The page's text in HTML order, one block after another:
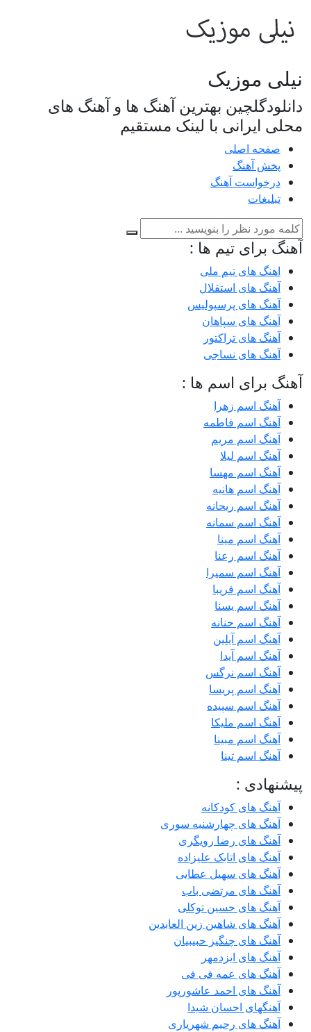
نیلی موزیک
دانلودگلچین بهترین آهنگ ها و آهنگ های
محلی ایرانی با لینک مستقیم
صفحه اصلی
پخش آهنگ
درخواست آهنگ
تبلیغات
آهنگ برای تیم ها :
اهنگ های تیم ملی
آهنگ های استقلال
آهنگ های پرسپولیس
آهنگ های سپاهان
آهنگ های تراکتور
آهنگ های نساجی
آهنگ برای اسم ها :
آهنگ اسم زهرا
آهنگ اسم فاطمه
آهنگ اسم مریم
آهنگ اسم لیلا
آهنگ اسم مهسا
آهنگ اسم هانیه
آهنگ اسم ریحانه
آهنگ اسم سمانه
آهنگ اسم مینا
آهنگ اسم رعنا
آهنگ اسم سمیرا
آهنگ اسم فریبا
آهنگ اسم یسنا
آهنگ اسم حنانه
آهنگ اسم آیلین
آهنگ اسم آیدا
آهنگ اسم نرگس
آهنگ اسم پریسا
آهنگ اسم سپیده
آهنگ اسم ملیکا
آهنگ اسم مبینا
آهنگ اسم تینا
پیشنهادی :
آهنگ های کودکانه
آهنگ های چهارشنبه سوری
آهنگ های رضا رویگری
آهنگ های اتابک علیزاده
آهنگ های سهیل عطایی
آهنگ های مرتضی باب
آهنگ های حسین توکلی
آهنگ های شاهین زین العابدین
آهنگ های چنگیز حبیبیان
آهنگ های ایزدمهر
آهنگ های عمه فی فی
آهنگ های احمد عاشورپور
آهنگهای احسان شیدا
آهنگ های رحیم شهریاری